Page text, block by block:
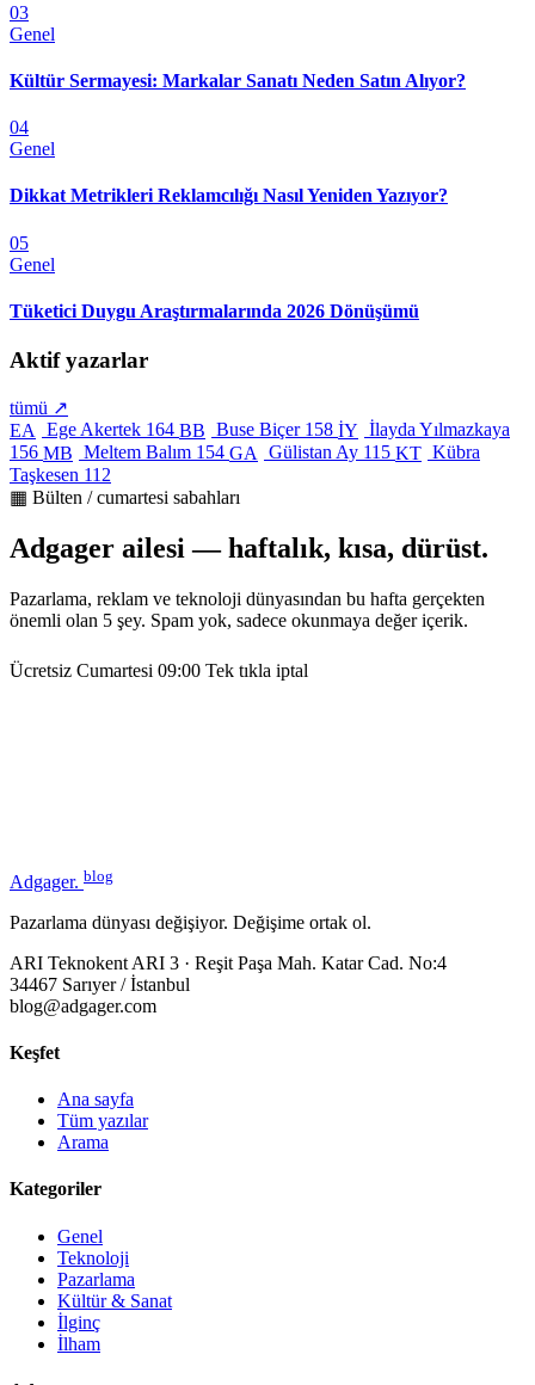
03
Genel
Kültür Sermayesi: Markalar Sanatı Neden Satın Alıyor?
04
Genel
Dikkat Metrikleri Reklamcılığı Nasıl Yeniden Yazıyor?
05
Genel
Tüketici Duygu Araştırmalarında 2026 Dönüşümü
Aktif yazarlar
tümü ↗
EA
Ege Akertek 164 BB Buse Biçer 158 İY İlayda Yılmazkaya
156 MB Meltem Balım 154 GA Gülistan Ay 115 KT Kübra
Taşkesen 112
▦ Bülten / cumartesi sabahları
Adgager ailesi — haftalık, kısa, dürüst.
Pazarlama, reklam ve teknoloji dünyasından bu hafta gerçekten
önemli olan 5 şey. Spam yok, sadece okunmaya değer içerik.
Ücretsiz Cumartesi 09:00 Tek tıkla iptal
Adgager. blog
Pazarlama dünyası değişiyor. Değişime ortak ol.
ARI Teknokent ARI 3 · Reşit Paşa Mah. Katar Cad. No:4
34467 Sarıyer / İstanbul
blog@adgager.com
Keşfet
Ana sayfa
Tüm yazılar
Arama
Kategoriler
Genel
Teknoloji
Pazarlama
Kültür & Sanat
İlginç
İlham